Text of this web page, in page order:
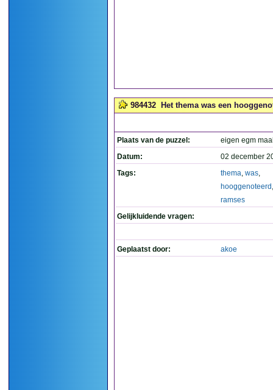
984432 Het thema was een
Plaats van de puzzel:
eigen egm
Datum:
02 december
Tags:
thema, was,
hooggenoteerd
ramses
Gelijkluidende vragen:
Geplaatst door: akoe